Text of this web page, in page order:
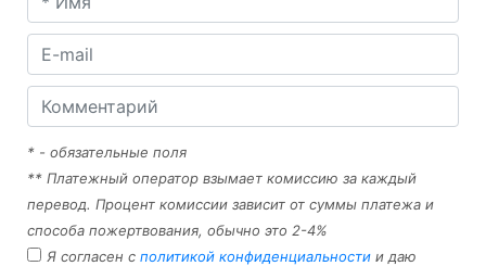
* - обязательные поля
** Платежный оператор взымает комиссию за каждый
перевод. Процент комиссии зависит от суммы платежа и
способа пожертвования, обычно это 2-4%
Я согласен с политикой конфиденциальности и даю